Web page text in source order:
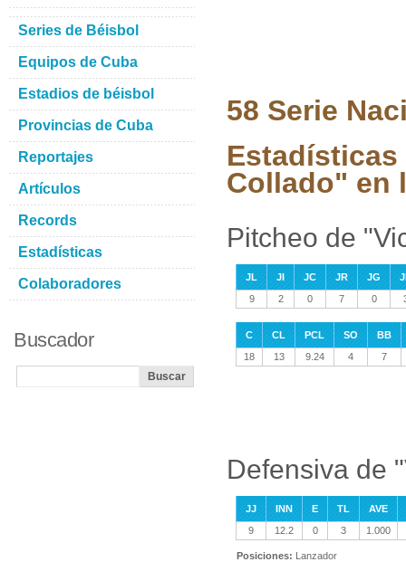
58 Serie
Estadísticas
Collado" en
Pitcheo de
JL JI JC JR JG
9
2 0 7 0
C CL PCL SO
BB
18
13 9.24 4 7
Defensiva de
JJ INN E TL
AVE
9
12.2 0 3 1.000
Posiciones: Lanzador
Series de Béisbol
Equipos de Cuba
Estadios de béisbol
Provincias de Cuba
Reportajes
Artículos
Records
Estadísticas
Colaboradores
Buscador